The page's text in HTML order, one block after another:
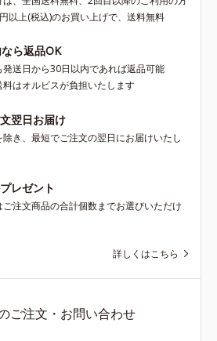
以上(税込)のお買い上げで、送料無料
ら返品OK
発送日から30日以内であれば返品可能
はオルビスが負担いたします
翌日お届け
き、最短でご注文の翌日にお届けいたし
レゼント
ご注文商品の合計個数までお選びいただけ
詳しくはこちら
ご注文・お問い合わせ